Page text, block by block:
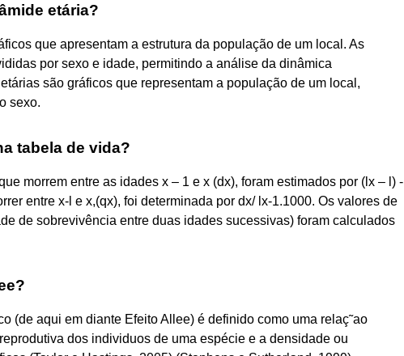
etária?
que apresentam a estrutura da população de um local. As
por sexo e idade, permitindo a análise da dinâmica
são gráficos que representam a população de um local,
sexo.
tabela de vida?
morrem entre as idades x – 1 e x (dx), foram estimados por (lx – l) -
entre x-l e x,(qx), foi determinada por dx/ lx-1.1000. Os valores de
de sobrevivência entre duas idades sucessivas) foram calculados
(de aqui em diante Efeito Allee) é definido como uma relaç˜ao
dos individuos de uma espécie e a densidade ou